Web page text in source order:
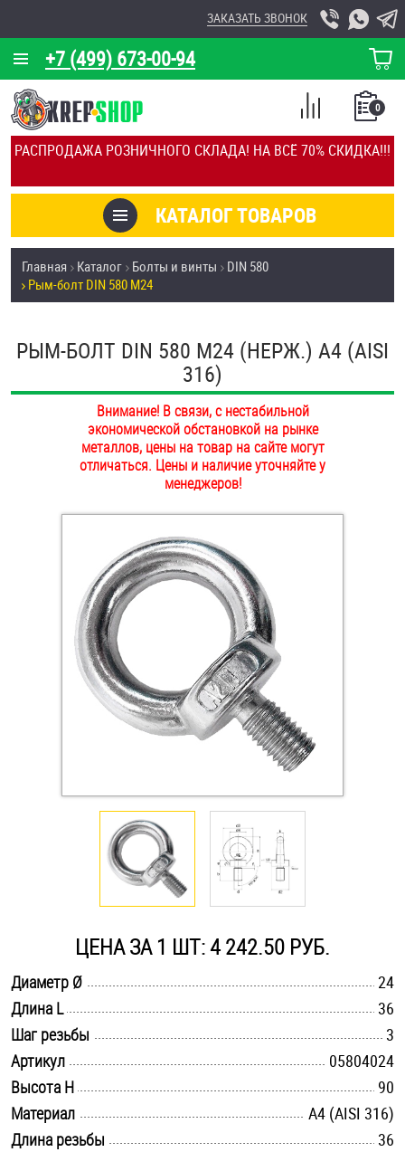
РАСПРОДАЖА РОЗНИЧНОГО СКЛАДА! НА ВСЁ 70% СКИДКА!!!
+7 (499) 673-00-94
ЗАКАЗАТЬ ЗВОНОК
КОРЗИНА
О КОМПАНИИ
КАЛЬКУЛЯТОР
ОТЗЫВЫ
УСЛУГИ
СКИДКИ
ОПТ
ПОКУПАТЕЛЯМ
ОПЛАТА И ДОСТАВКА
НАШИ МАГАЗИНЫ
КАТАЛОГ ТОВАРОВ
0
СПИСОК
СРАВНЕНИЕ
Товары со скидкой
Анкеры
Антивандальный крепёж, инструмент
Болты и винты
Втулки
Дюймовый крепёж
Заклепки (Гайки-Заклепки)
Инструмент
Крюки, кольца с метрической резьбой
Крюки, кольца с шурупной резьбой
Оснастка и аксессуары для яхт
Саморезы и шурупы
Стопорные кольца
Такелаж
Хомуты
Главная Каталог Болты и винты
DIN 580
Рым-болт DIN 580 М24
РЫМ-БОЛТ DIN 580 М24 (НЕРЖ.) A4 (AISI
316)
Внимание! В связи, с нестабильной
экономической обстановкой на рынке
металлов, цены на товар на сайте могут
отличаться. Цены и наличие уточняйте у
менеджеров!
ЦЕНА ЗА 1 ШТ: 4 242.50 РУБ.
Диаметр Ø
24
Длина L
36
Шаг резьбы
3
Артикул
05804024
Высота H
90
Материал
A4 (AISI 316)
Длина резьбы
36